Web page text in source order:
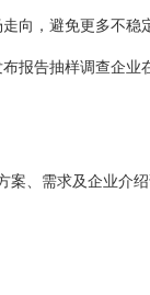
向，避免更多不稳
报告抽样调查企
、需求及企业介